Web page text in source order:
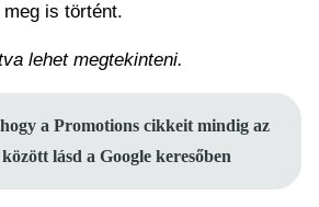
is történt.
lehet megtekinteni.
a Promotions cikkeit mindig az
lásd a Google keresőben